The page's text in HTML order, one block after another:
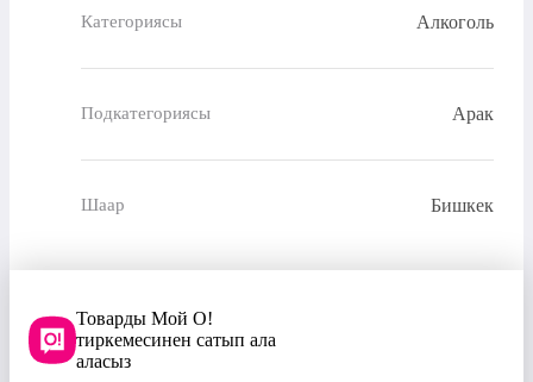
Категориясы Алкоголь
Подкатегориясы Арак
Шаар Бишкек
Товарды Мой О!
тиркемесинен сатып ала
аласыз